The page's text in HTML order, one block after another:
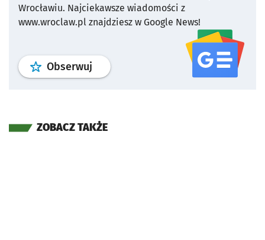
Wrocławiu. Najciekawsze wiadomości z
www.wroclaw.pl znajdziesz w Google News!
Obserwuj profil serwisu
ZOBACZ TAKŻE